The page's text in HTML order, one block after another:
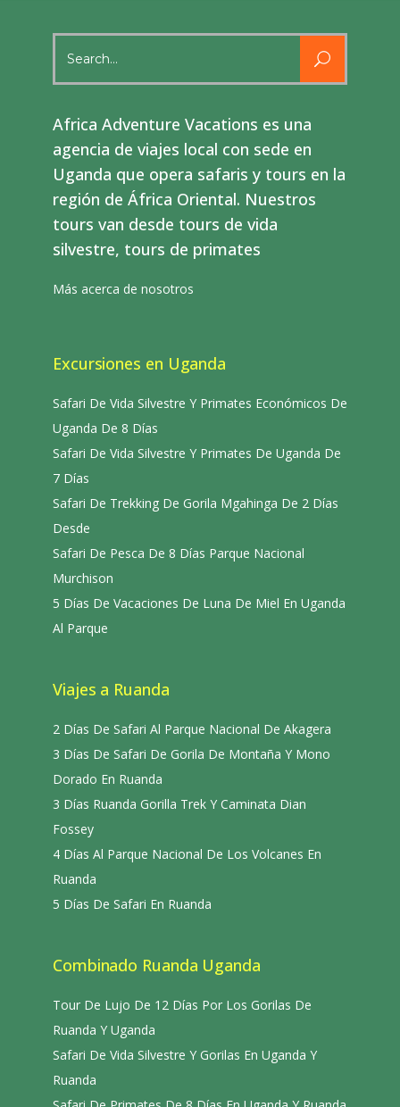
for:
Africa Adventure Vacations es una
agencia de viajes local con sede en
Uganda que opera safaris y tours en la
región de África Oriental. Nuestros
tours van desde tours de vida
silvestre, tours de primates
Más acerca de nosotros
Excursiones en Uganda
Safari De Vida Silvestre Y Primates Económicos De
Uganda De 8 Días
Safari De Vida Silvestre Y Primates De Uganda De
7 Días
Safari De Trekking De Gorila Mgahinga De 2 Días
Desde
Safari De Pesca De 8 Días Parque Nacional
Murchison
5 Días De Vacaciones De Luna De Miel En Uganda
Al Parque
Viajes a Ruanda
2 Días De Safari Al Parque Nacional De Akagera
3 Días De Safari De Gorila De Montaña Y Mono
Dorado En Ruanda
3 Días Ruanda Gorilla Trek Y Caminata Dian
Fossey
4 Días Al Parque Nacional De Los Volcanes En
Ruanda
5 Días De Safari En Ruanda
Combinado Ruanda Uganda
Tour De Lujo De 12 Días Por Los Gorilas De
Ruanda Y Uganda
Safari De Vida Silvestre Y Gorilas En Uganda Y
Ruanda